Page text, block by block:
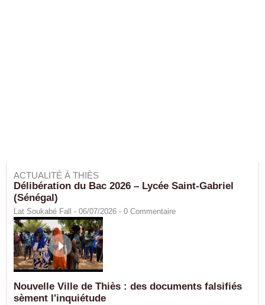
ACTUALITÉ À THIÈS
Délibération du Bac 2026 – Lycée Saint-Gabriel
(Sénégal)
Lat Soukabé Fall - 06/07/2026 - 0 Commentaire
Nouvelle Ville de Thiès : des documents falsifiés
sèment l'inquiétude